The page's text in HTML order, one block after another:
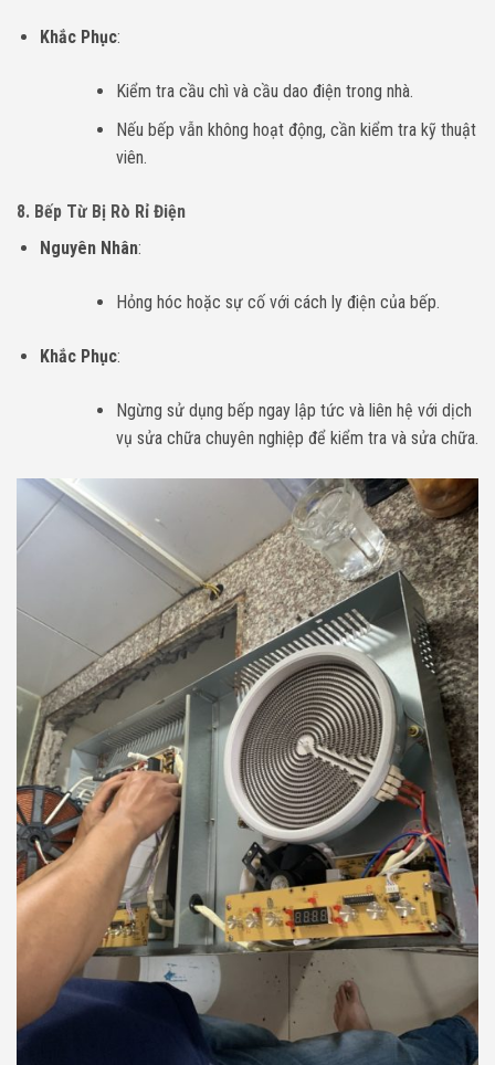
Khắc Phục:
Kiểm tra cầu chì và cầu dao điện trong nhà.
Nếu bếp vẫn không hoạt động, cần kiểm tra kỹ thuật
viên.
8. Bếp Từ Bị Rò Rỉ Điện
Nguyên Nhân:
Hỏng hóc hoặc sự cố với cách ly điện của bếp.
Khắc Phục:
Ngừng sử dụng bếp ngay lập tức và liên hệ với dịch
vụ sửa chữa chuyên nghiệp để kiểm tra và sửa chữa.